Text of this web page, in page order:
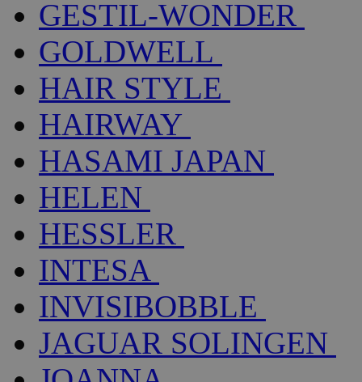
GESTIL-WONDER
GOLDWELL
HAIR STYLE
HAIRWAY
HASAMI JAPAN
HELEN
HESSLER
INTESA
INVISIBOBBLE
JAGUAR SOLINGEN